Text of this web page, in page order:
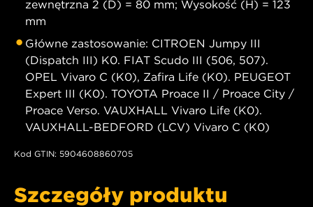
zewnętrzna 2 (D) = 80 mm; Wysokość (H) = 123
mm
Główne zastosowanie: CITROEN Jumpy III
(Dispatch III) K0. FIAT Scudo III (506, 507).
OPEL Vivaro C (K0), Zafira Life (K0). PEUGEOT
Expert III (K0). TOYOTA Proace II / Proace City /
Proace Verso. VAUXHALL Vivaro Life (K0).
VAUXHALL-BEDFORD (LCV) Vivaro C (K0)
Kod GTIN: 5904608860705
Szczegóły produktu